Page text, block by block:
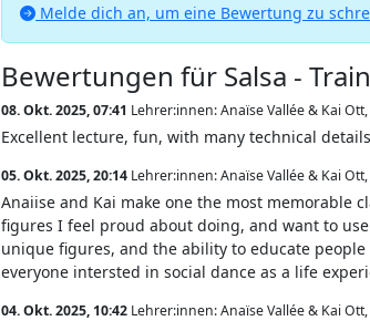
Melde dich an, um eine Bewertung zu
Bewertungen für Salsa -
08. Okt. 2025, 07:41 Lehrer:innen: Anaïse Vallée & Kai Ott,
Excellent lecture, fun, with many technical
05. Okt. 2025, 20:14 Lehrer:innen: Anaïse Vallée & Kai Ott,
Anaiise and Kai make one the most memorable
figures I feel proud about doing, and want to
unique figures, and the ability to educate
everyone intersted in social dance as a life
04. Okt. 2025, 10:42 Lehrer:innen: Anaïse Vallée & Kai Ott,